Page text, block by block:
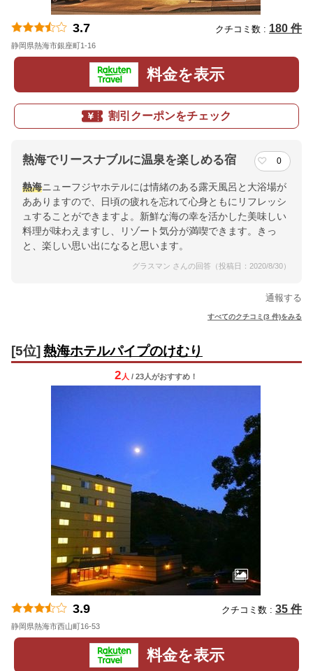
3.7 クチコミ数 : 180 件
静岡県熱海市銀座町1-16
料金を表示
割引クーポンをチェック
熱海でリースナブルに温泉を楽しめる宿 0
熱海ニューフジヤホテルには情緒のある露天風呂と大浴場が
あありますので、日頃の疲れを忘れて心身ともにリフレッシ
ュすることができますよ。新鮮な海の幸を活かした美味しい
料理が味わえますし、リゾート気分が満喫できます。きっ
と、楽しい思い出になると思います。
グラスマン さんの回答（投稿日：2020/8/30）
通報する
すべてのクチコミ(3 件)をみる
[5位] 熱海ホテルパイプのけむり
2 人 / 23人がおすすめ！
3.9 クチコミ数 : 35 件
静岡県熱海市西山町16-53
料金を表示